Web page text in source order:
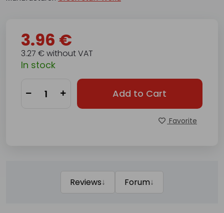
3.96 €
3.27 € without VAT
In stock
Add to Cart
Favorite
Reviews↓ Forum↓